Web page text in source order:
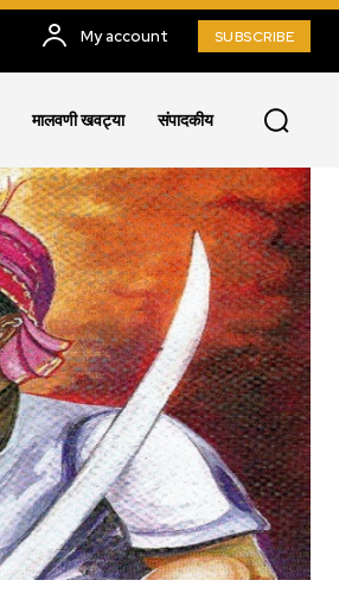
My account SUBSCRIBE
मालवणी खवट्या संपादकीय